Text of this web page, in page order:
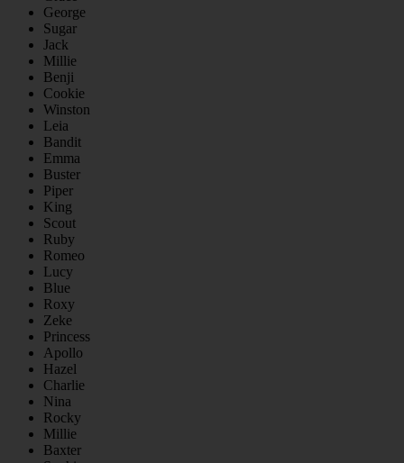
George
Sugar
Jack
Millie
Benji
Cookie
Winston
Leia
Bandit
Emma
Buster
Piper
King
Scout
Ruby
Romeo
Lucy
Blue
Roxy
Zeke
Princess
Apollo
Hazel
Charlie
Nina
Rocky
Millie
Baxter